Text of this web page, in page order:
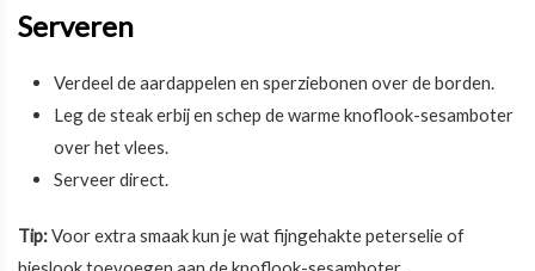
Serveren
Verdeel de aardappelen en sperziebonen over de borden.
Leg de steak erbij en schep de warme knoflook-sesamboter
over het vlees.
Serveer direct.
Tip:Voor extra smaak kun je wat fijngehakte peterselie of